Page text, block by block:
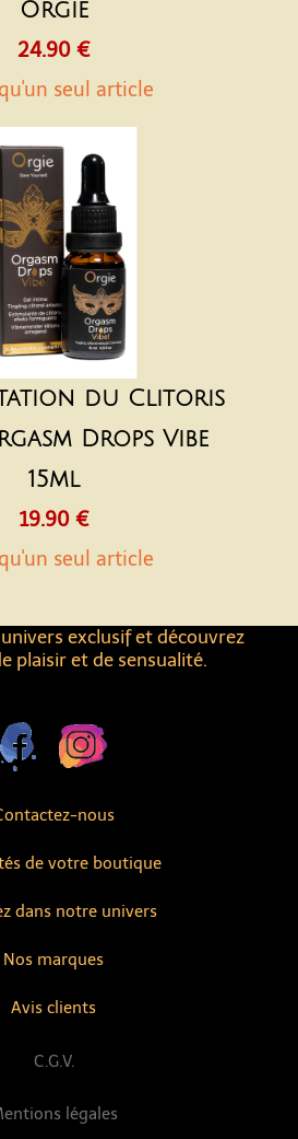
nous
de votre boutique
Avis clients
Nos marques
exclusif et découvrez
plaisir et de sensualité.
dans notre univers
légales
C.G.V.
Orgie
24.90 €
seul article
du Clitoris
Drops Vibe
15ml
19.90 €
seul article